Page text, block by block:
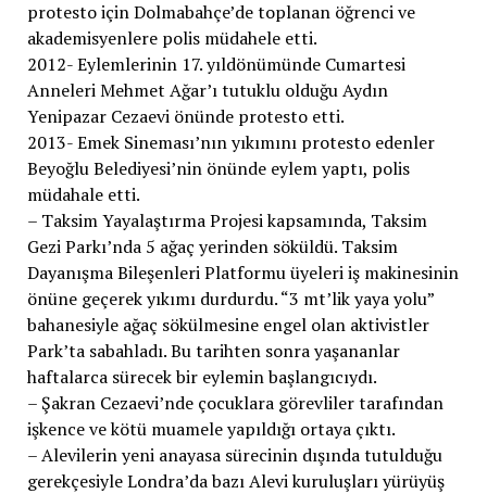
protesto için Dolmabahçe’de toplanan öğrenci ve
akademisyenlere polis müdahele etti.
2012- Eylemlerinin 17. yıldönümünde Cumartesi
Anneleri Mehmet Ağar’ı tutuklu olduğu Aydın
Yenipazar Cezaevi önünde protesto etti.
2013- Emek Sineması’nın yıkımını protesto edenler
Beyoğlu Belediyesi’nin önünde eylem yaptı, polis
müdahale etti.
– Taksim Yayalaştırma Projesi kapsamında, Taksim
Gezi Parkı’nda 5 ağaç yerinden söküldü. Taksim
Dayanışma Bileşenleri Platformu üyeleri iş makinesinin
önüne geçerek yıkımı durdurdu. “3 mt’lik yaya yolu”
bahanesiyle ağaç sökülmesine engel olan aktivistler
Park’ta sabahladı. Bu tarihten sonra yaşananlar
haftalarca sürecek bir eylemin başlangıcıydı.
– Şakran Cezaevi’nde çocuklara görevliler tarafından
işkence ve kötü muamele yapıldığı ortaya çıktı.
– Alevilerin yeni anayasa sürecinin dışında tutulduğu
gerekçesiyle Londra’da bazı Alevi kuruluşları yürüyüş